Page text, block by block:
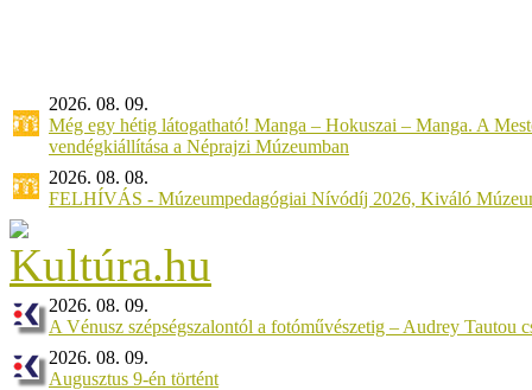
2026. 08. 09.
Még egy hétig látogatható! Manga – Hokuszai – Manga. A
vendégkiállítása a Néprajzi Múzeumban
2026. 08. 08.
FELHÍVÁS - Múzeumpedagógiai Nívódíj 2026, Kiváló
2026. 08. 09.
A Vénusz szépségszalontól a fotóművészetig – Audrey Tautou
2026. 08. 09.
Augusztus 9-én történt